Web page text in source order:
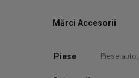
Mărci Accesorii
Piese Piese auto ,